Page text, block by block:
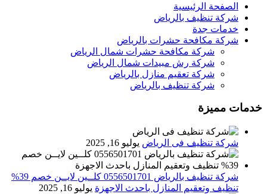
الصفحة الرئيسية
شركة تنظيف بالرياض
خدمات جدة
شركة مكافحة حشرات بالرياض
شركة مكافحة حشرات شمال الرياض
شركة رش مبيدات شمال الرياض
شركة تعقيم منازل بالرياض
شركة تنظيف بالرياض
خدمات مميزة
شركة تنظيف فى الرياض يوليو 16, 2025
شركة تنظيف بالرياض 0556501701 كلــين لايــن خصم 39%
تنظيف وتعقيم المنازل باحدث الاجهزة يوليو 16, 2025